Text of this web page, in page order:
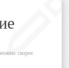
скорее.